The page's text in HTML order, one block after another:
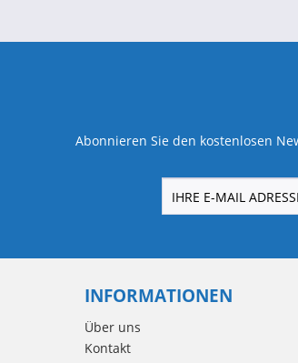
Abonnieren Sie den kostenlosen
INFORMATIONEN
Über uns
Kontakt